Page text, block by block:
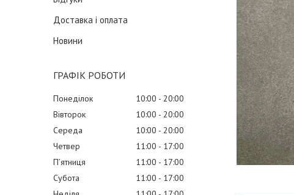
Доставка і оплата
Новини
ГРАФІК РОБОТИ
Понеділок 10:00
20:00
Вівторок
10:00
20:00
Середа
10:00
20:00
Четвер
11:00
17:00
Пʼятниця
11:00
17:00
Субота
11:00
17:00